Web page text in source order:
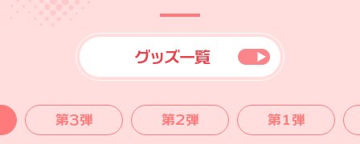
1
グッズ一覧
第3弾 第2弾 第1弾